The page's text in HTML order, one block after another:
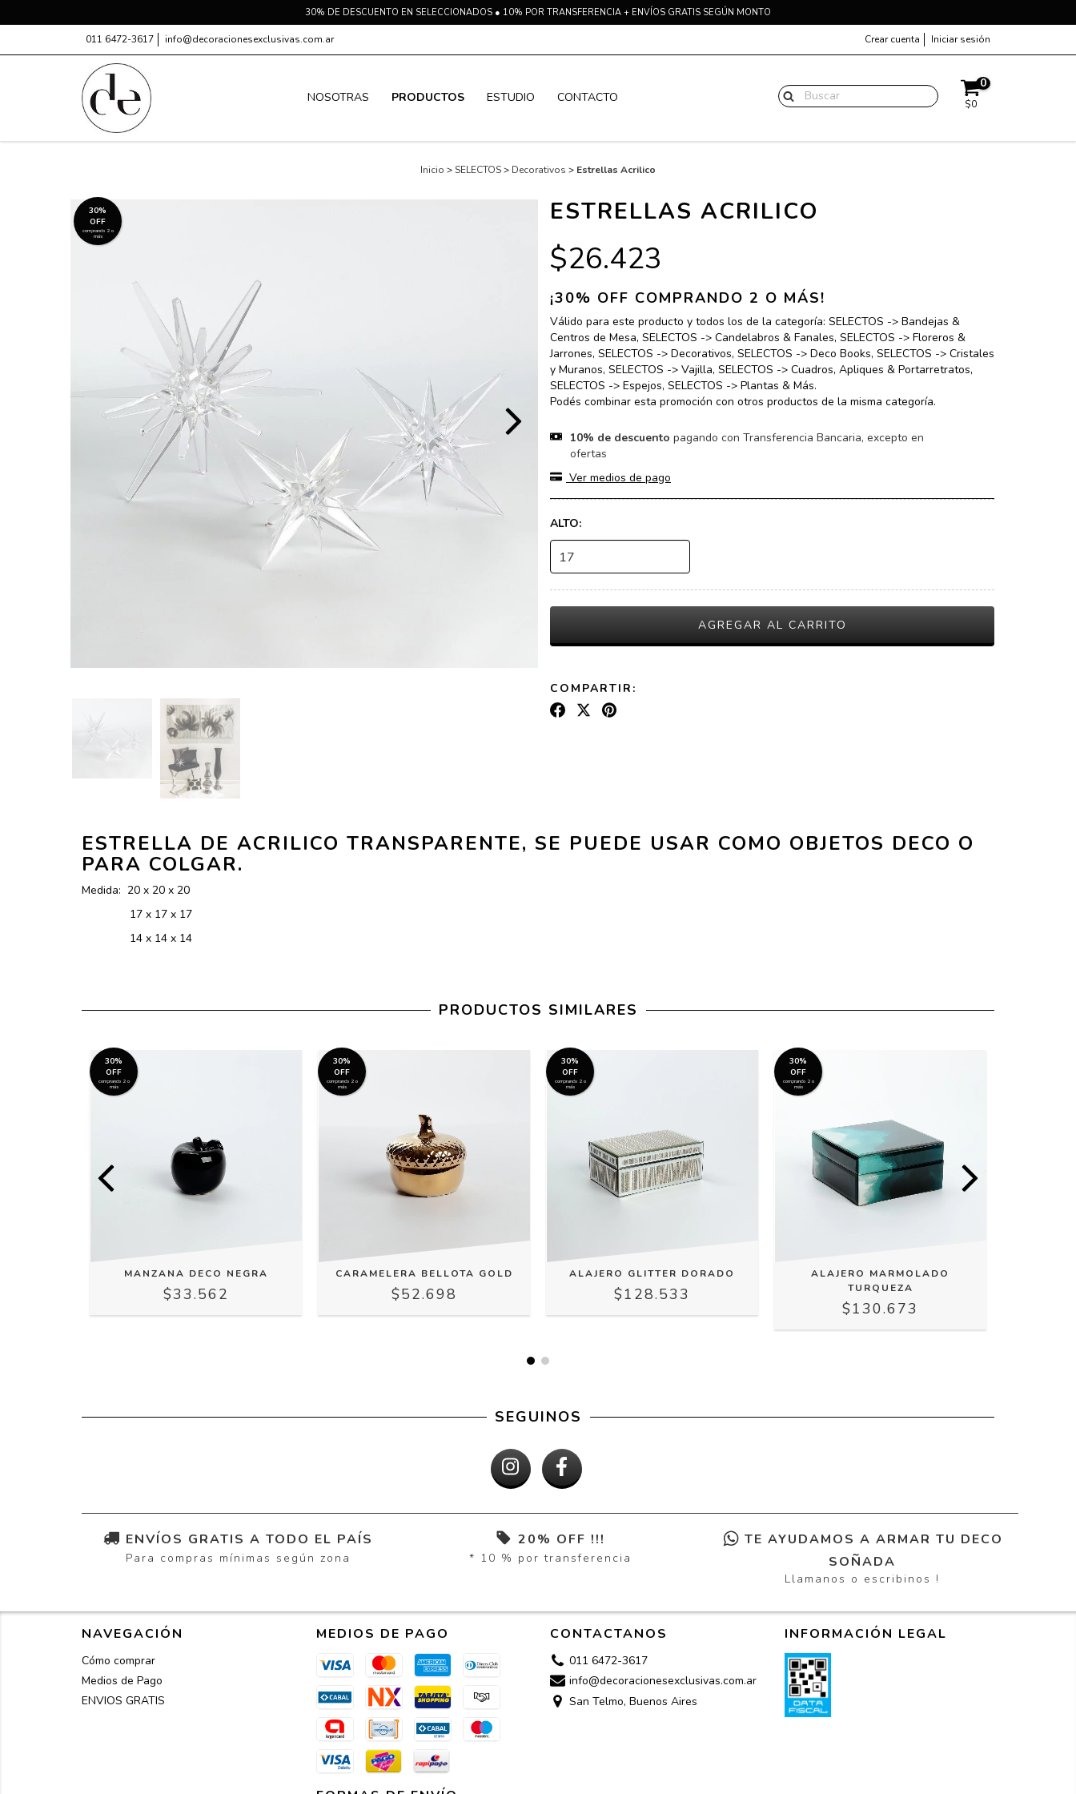
30% DE DESCUENTO EN SELECCIONADOS ● 10% POR TRANSFERENCIA + ENVÍOS GRATIS SEGÚN MONTO
011 6472-3617 info@decoracionesexclusivas.com.ar Crear cuenta Iniciar sesión
NOSOTRAS PRODUCTOS ESTUDIO CONTACTO
0
$0
Inicio >SELECTOS> Decorativos > Estrellas Acrilico
30%
OFF
comprando 2 o
más
ESTRELLAS ACRILICO
$26.423
¡30% OFF COMPRANDO 2 O MÁS!
Válido para este producto y todos los de la categoría: SELECTOS -> Bandejas &
Centros de Mesa, SELECTOS -> Candelabros & Fanales, SELECTOS -> Floreros &
Jarrones, SELECTOS -> Decorativos, SELECTOS -> Deco Books, SELECTOS -> Cristales
y Muranos, SELECTOS -> Vajilla, SELECTOS -> Cuadros, Apliques & Portarretratos,
SELECTOS -> Espejos, SELECTOS -> Plantas & Más.
Podés combinar esta promoción con otros productos de la misma categoría.
10% de descuento pagando con Transferencia Bancaria, excepto en
ofertas
Ver medios de pago
ALTO:
COMPARTIR:
ESTRELLA DE ACRILICO TRANSPARENTE, SE PUEDE USAR COMO OBJETOS DECO O
PARA COLGAR.
Medida: 20 x 20 x 20
17 x 17 x 17
14 x 14 x 14
PRODUCTOS SIMILARES
30%
OFF
comprando 2 o
más
MANZANA DECO NEGRA
$33.562
30%
OFF
comprando 2 o
más
CARAMELERA BELLOTA GOLD
$52.698
30%
OFF
comprando 2 o
más
ALAJERO GLITTER DORADO
$128.533
30%
OFF
comprando 2 o
más
ALAJERO MARMOLADO
TURQUEZA
$130.673
SEGUINOS
ENVÍOS GRATIS A TODO EL PAÍS
Para compras mínimas según zona
20% OFF !!!
* 10 % por transferencia
TE AYUDAMOS A ARMAR TU DECO
SOÑADA
Llamanos o escribinos !
NAVEGACIÓN
Cómo comprar
Medios de Pago
ENVIOS GRATIS
MEDIOS DE PAGO CONTACTANOS
011 6472-3617
info@decoracionesexclusivas.com.ar
San Telmo, Buenos Aires
INFORMACIÓN LEGAL